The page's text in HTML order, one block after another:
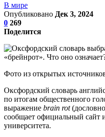
В мире
Опубликовано Дек 3, 2024
0 269
Поделится
Фото из открытых
Оксфордский словарь
по итогам общественного
выражение brain rot
сообщает официальный сайт
университета.